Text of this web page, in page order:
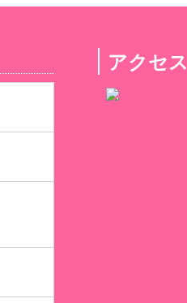
アクセス